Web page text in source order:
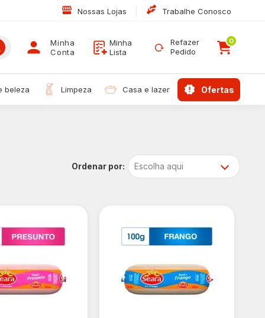
Nossas Lojas Trabalhe Conosco
Minha
Conta
Minha
Lista
Refazer
Pedido
0
beleza limpeza casa e lazer ofertas
Escolha aqui